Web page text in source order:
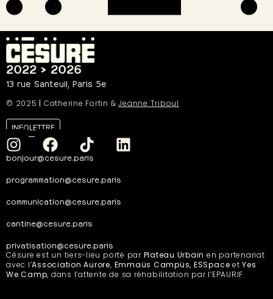
2022 > 2026
13 rue Santeuil, Paris 5e
© 2025 | Catherine Fortin &Jeanne Triboul
INFOLETTRE
bonjour@cesure.paris
programmation@cesure.paris
communication@cesure.paris
cantine@cesure.paris
privatisation@cesure.paris
Césure est un tiers-lieu porté par Plateau Urbain en partenariat
avec l’Association Aurore, Emmaüs Campüs, ESSpaceetYes
We Camp, dans l’attente de sa réhabilitation par l’EPAURIF.